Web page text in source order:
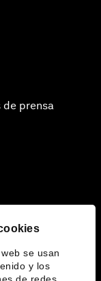
se usan
y los
prensa